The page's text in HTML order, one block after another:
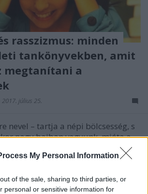
My Personal Information
of the sale, sharing to third parties, or
personal or sensitive information for
rasszizmus: minden
tankönyvekben, amit
megtanítani a
2017. július 25.
nevel – tartja a népi bölcsesség, s
nagy bajban vagyunk, mióta a
pedig elfogyasztotta a teljes